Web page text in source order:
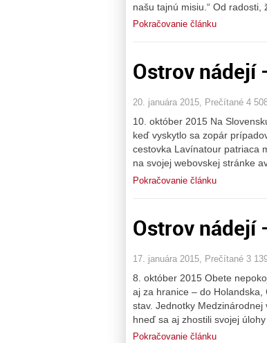
našu tajnú misiu.“ Od
Pokračovanie článku
Ostrov nádejí
20. januára 2015, Prečítané 4
10. október 2015 Na
keď vyskytlo sa zopár
cestovka Lavínatour patriaca
na svojej webovskej stránke
Pokračovanie článku
Ostrov nádejí
17. januára 2015, Prečítané 3
8. október 2015 Obete
aj za hranice – do
stav. Jednotky
hneď sa aj zhostili svojej
Pokračovanie článku